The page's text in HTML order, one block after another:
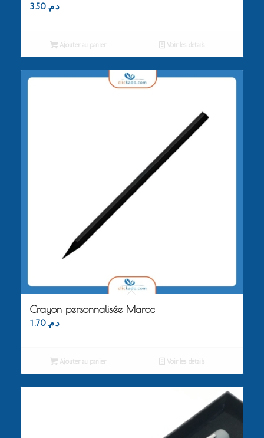
د.م. 3.50
Ajouter au panier Voir les détails
Crayon personnalisée Maroc
د.م. 1.70
Ajouter au panier Voir les détails